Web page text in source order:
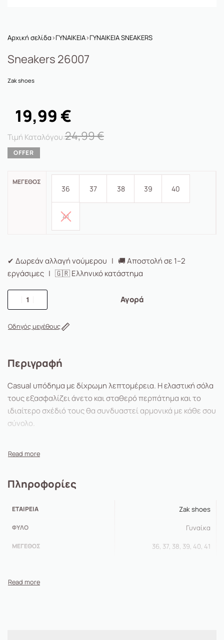
Αρχική σελίδα›ΓΥΝΑΙΚΕΙΑ›ΓΥΝΑΙΚΕΙΑ SNEAKERS
Sneakers 26007
Zak shoes
24,99€
19,99 €
ΜΈΓΕΘΟΣ
36 37 38 39 40
41
✔ Δωρεάν αλλαγή νούμερου | 🚚 Αποστολή σε 1–2
εργάσιμες | 🇬🇷 Ελληνικό κατάστημα
Αγορά
Οδηγός μεγέθους
Περιγραφή
Casual υπόδημα με δίχρωμη λεπτομέρεια. Η ελαστική σόλα
τους εξασφαλίζει άνετο και σταθερό περπάτημα και το
ιδιαίτερο σχέδιό τους θα συνδυαστεί αρμονικά με κάθε σου
σύνολο.
Πληροφορίες
ΕΤΑΙΡΕΊΑ Zak shoes
ΦΎΛΟ Γυναίκα
ΜΈΓΕΘΟΣ 36, 37, 38, 39, 40, 41